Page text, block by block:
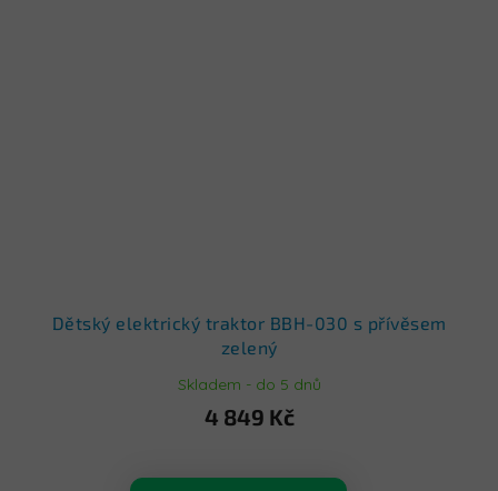
Dětský elektrický traktor BBH-030 s přívěsem
zelený
Skladem - do 5 dnů
4 849 Kč